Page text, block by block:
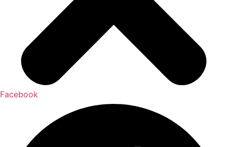
Facebook